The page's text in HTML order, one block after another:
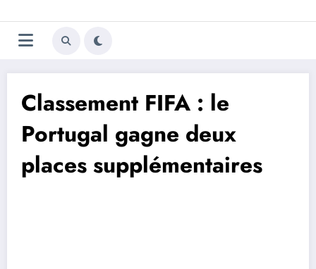
au
contenu
Trivela
L'actualité du football
Classement FIFA : le
Portugal gagne deux
places supplémentaires